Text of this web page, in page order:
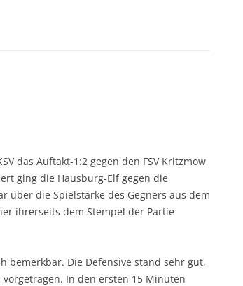
das Auftakt-1:2 gegen den FSV Kritzmow
ging die Hausburg-Elf gegen die
über die Spielstärke des Gegners aus dem
ihrerseits dem Stempel der Partie
bemerkbar. Die Defensive stand sehr gut,
In den ersten 15 Minuten